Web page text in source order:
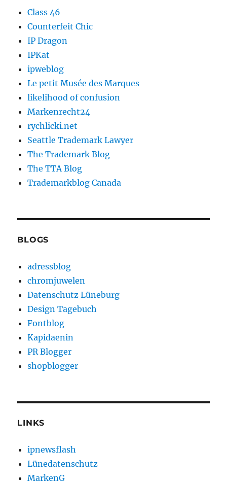
Class 46
Counterfeit Chic
IP Dragon
IPKat
ipweblog
Le petit Musée des Marques
likelihood of confusion
Markenrecht24
rychlicki.net
Seattle Trademark Lawyer
The Trademark Blog
The TTA Blog
Trademarkblog Canada
BLOGS
adressblog
chromjuwelen
Datenschutz Lüneburg
Design Tagebuch
Fontblog
Kapidaenin
PR Blogger
shopblogger
LINKS
ipnewsflash
Lünedatenschutz
MarkenG